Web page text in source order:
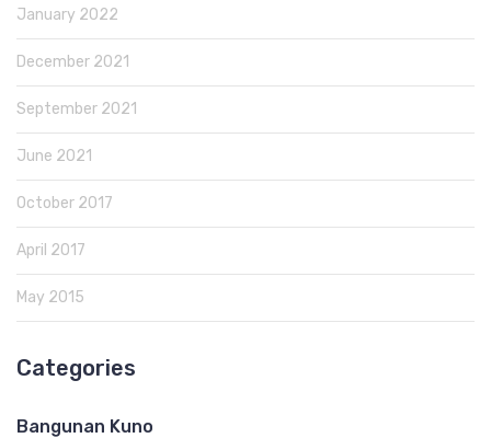
January 2022
December 2021
September 2021
June 2021
October 2017
April 2017
May 2015
Categories
Bangunan Kuno